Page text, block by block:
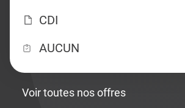
CDI
AUCUN
Voir toutes nos offres